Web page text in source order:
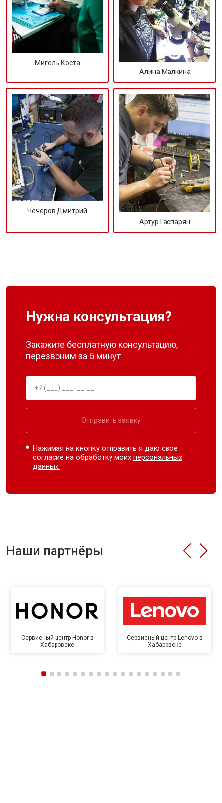
Мигель Коста
Алина Малкина
Чечеров Дмитрий
Артур Гаспарян
Нужна консультация?
Закажите бесплатную консультацию,
перезвоним за 5 минут
Отправить заявку
Нажимая на кнопку отправить я даю свое
согласие на обработку моихперсональных
данных.
Наши партнёры
Сервисный центр Honor в
Хабаровске
Сервисный центр Lenovo в
Хабаровске